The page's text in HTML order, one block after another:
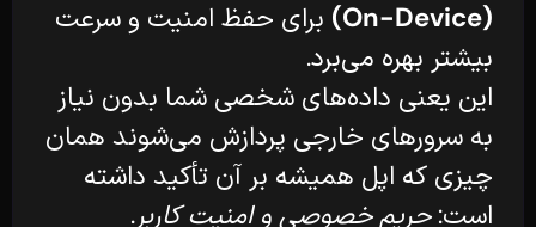
(On-Device)
برای حفظ امنیت و سرعت
بیشتر بهره می‌برد.
این یعنی داده‌های شخصی شما بدون نیاز
به سرورهای خارجی پردازش می‌شوند همان
چیزی که اپل همیشه بر آن تأکید داشته
است:حریم خصوصی و امنیت کاربر.